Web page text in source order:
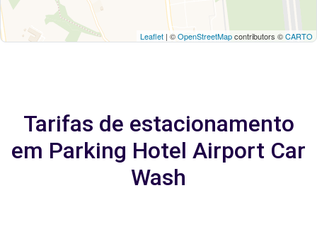
Leaflet | ©OpenStreetMapcontributors ©CARTO
Tarifas de estacionamento
em Parking Hotel Airport Car
Wash